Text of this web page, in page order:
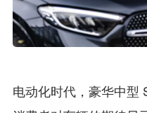
电动化时代，豪华中型